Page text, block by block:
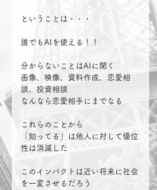
ということは・・・
誰でもAIを使える！！
分からないことはAIに聞く
画像、映像、資料作成、恋愛相
談、投資相談
なんなら恋愛相手にまでなる
これらのことから
「知ってる」は他人に対して優位
性は消滅した
このインパクトは近い将来に社会
を一変させるだろう